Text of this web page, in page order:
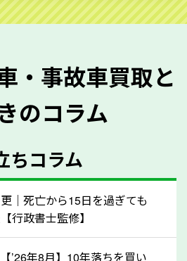
証があることで車両状態や年式
容は以下の通りとなります。
万キロ）
・事故車買取と
のコラム
ちコラム
｜死亡から15日を過ぎても
行政書士監修】
’26年8月】10年落ちを買い